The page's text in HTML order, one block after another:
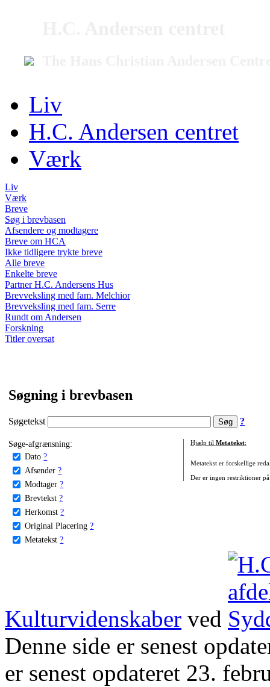
Liv
H.C. Andersen centret
Værk
Liv
Værk
Breve
Søg i brevbasen
Afsendere og modtagere
Breve om HCA
Ikke tidligere trykte breve
Alle breve
Enkelte breve
Partner H.C. Andersens Hus
Brevveksling med fam. Melchior
Brevveksling med fam. Serre
Rundt om Andersen
Forskning
Titler oversat
Søgning i brevbasen
Søgetekst ?
Søge-afgrænsning:
Dato ?
Afsender ?
Modtager ?
Brevtekst ?
Herkomst ?
Original Placering ?
Metatekst ?
Hjælp til Metatekst:
Metatekst er forskellige
Der er ingen restriktioner
Kulturvidenskaber ved
Denne side er senest
er senest opdateret 23.